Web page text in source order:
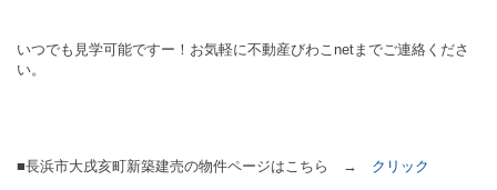
いつでも見学可能ですー！お気軽に不動産びわこnetまでご連絡くださ
い。
■長浜市大戌亥町新築建売の物件ページはこちら → クリック